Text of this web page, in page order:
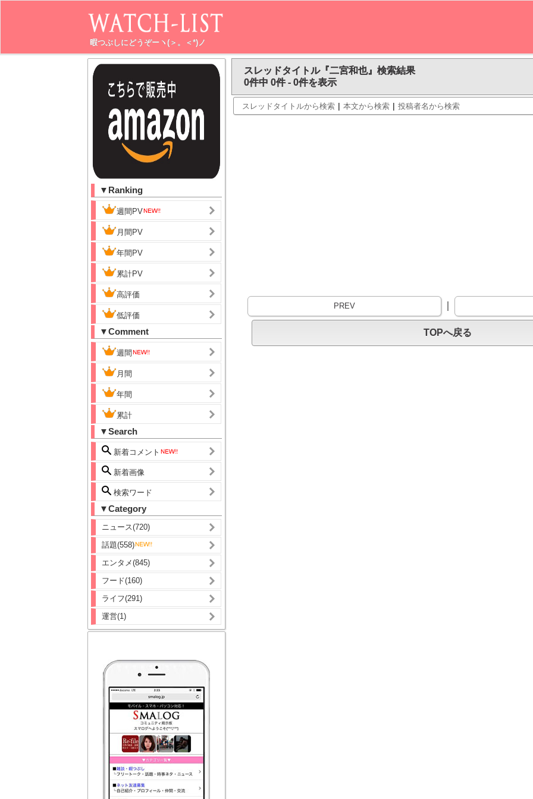
暇つぶしにどうぞーヽ(＞。＜*)ノ
▼Ranking
週間PV
月間PV
年間PV
累計PV
高評価
低評価
▼Comment
週間
月間
年間
累計
▼Search
新着コメント
新着画像
検索ワード
▼Category
ニュース(720)
話題(558)
エンタメ(845)
フード(160)
ライフ(291)
運営(1)
スレッドタイトル『二宮和也』検索結果
0件中 0件 - 0件を表示
スレッドタイトルから検索 | 本文から検索 | 投稿者名から検索
PREV
TOPへ戻る